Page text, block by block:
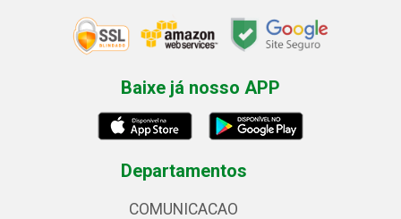
Baixe já nosso APP
Departamentos
COMUNICACAO